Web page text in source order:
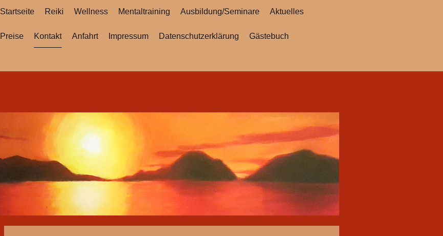
Startseite Reiki Wellness Mentaltraining Ausbildung/Seminare Aktuelles
Preise Kontakt Anfahrt Impressum Datenschutzerklärung Gästebuch